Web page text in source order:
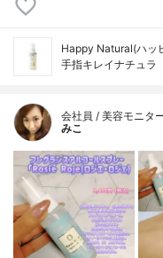
Happy Natural(ハッ
手指キレイナチュラ
会社員 / 美容モニタ
みこ